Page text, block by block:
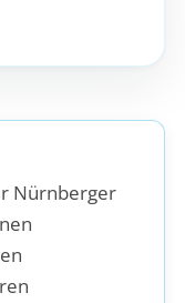
Nürnberger